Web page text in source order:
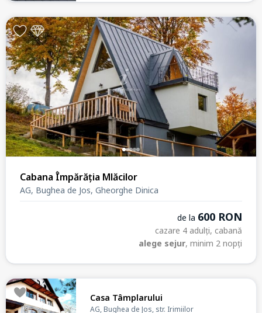
Cabana Împărăția Mlăcilor
AG, Bughea de Jos, Gheorghe Dinica
de la 600 RON
cazare 4 adulți, cabană
alege sejur, minim 2 nopți
Casa Tâmplarului
AG, Bughea de Jos, str. Irimiilor